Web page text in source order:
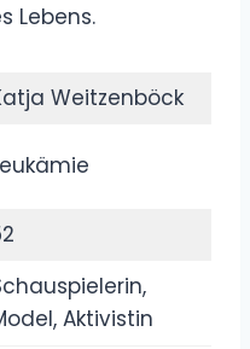
Lebens.
Weitzenböck
Aktivistin